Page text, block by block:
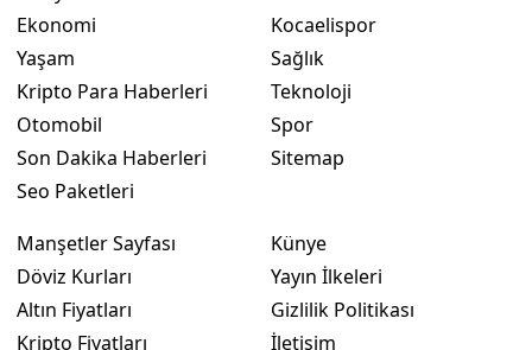
Ekonomi
Yaşam
Kripto Para Haberleri
Otomobil
Son Dakika Haberleri
Seo Paketleri
Kocaelispor
Sağlık
Teknoloji
Spor
Sitemap
Manşetler Sayfası
Döviz Kurları
Altın Fiyatları
Kripto Fiyatları
Künye
Yayın İlkeleri
Gizlilik Politikası
İletişim